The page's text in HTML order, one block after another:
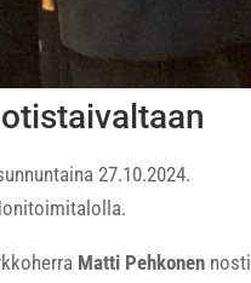
27.10.2024.
Matti Pehkonennosti